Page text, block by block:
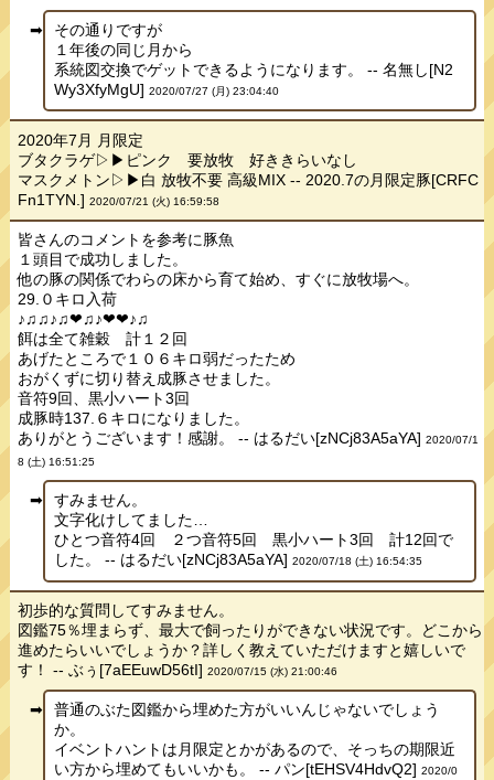
その通りですが
１年後の同じ月から
系統図交換でゲットできるようになります。 -- 名無し[N2
Wy3XfyMgU] 2020/07/27 (月) 23:04:40
2020年7月 月限定
ブタクラゲ▷▶ピンク 要放牧 好ききらいなし
マスクメトン▷▶白 放牧不要 高級MIX -- 2020.7の月限定豚[CRFC
Fn1TYN.]2020/07/21 (火) 16:59:58
皆さんのコメントを参考に豚魚
１頭目で成功しました。
他の豚の関係でわらの床から育て始め、すぐに放牧場へ。
29.０キロ入荷
♪♫♫♪♫❤♫♪❤❤♪♫
餌は全て雑穀 計１２回
あげたところで１０６キロ弱だったため
おがくずに切り替え成豚させました。
音符9回、黒小ハート3回
成豚時137.６キロになりました。
ありがとうございます！感謝。 -- はるだい[zNCj83A5aYA]2020/07/1
8 (土) 16:51:25
すみません。
文字化けしてました…
ひとつ音符4回 ２つ音符5回 黒小ハート3回 計12回で
した。 -- はるだい[zNCj83A5aYA] 2020/07/18 (土) 16:54:35
初歩的な質問してすみません。
図鑑75％埋まらず、最大で飼ったりができない状況です。どこから
進めたらいいでしょうか？詳しく教えていただけますと嬉しいで
す！ -- ぶぅ[7aEEuwD56tI]2020/07/15 (水) 21:00:46
普通のぶた図鑑から埋めた方がいいんじゃないでしょう
か。
イベントハントは月限定とかがあるので、そっちの期限近
い方から埋めてもいいかも。 -- パン[tEHSV4HdvQ2] 2020/0